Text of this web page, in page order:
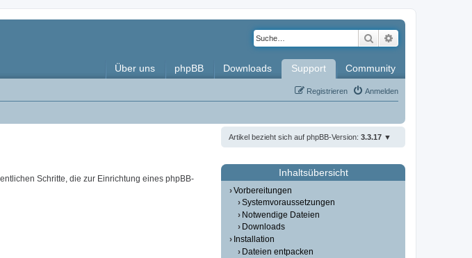
Suche
Über uns phpBB Downloads Support Community
Anmelden
Registrieren
Artikel bezieht sich auf phpBB-Version: 3.3.17
Schritte, die zur Einrichtung eines phpBB-
Inhaltsübersicht
Vorbereitungen
Systemvoraussetzungen
Notwendige Dateien
Downloads
Installation
Dateien entpacken